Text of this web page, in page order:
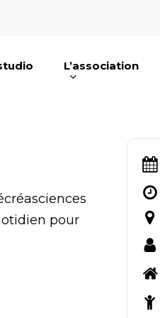
L’association
pour